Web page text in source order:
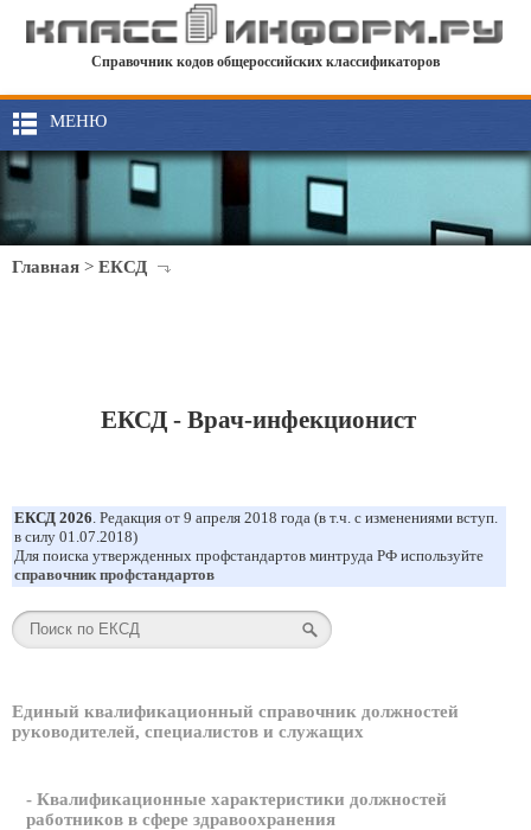
Справочник кодов общероссийских классификаторов
МЕНЮ
Главная > ЕКСД
ЕКСД - Врач-инфекционист
ЕКСД 2026. Редакция от 9 апреля 2018 года (в т.ч. с изменениями вступ.
в силу 01.07.2018)
Для поиска утвержденных профстандартов минтруда РФ используйте
справочник профстандартов
Единый квалификационный справочник должностей
руководителей, специалистов и служащих
- Квалификационные характеристики должностей
работников в сфере здравоохранения